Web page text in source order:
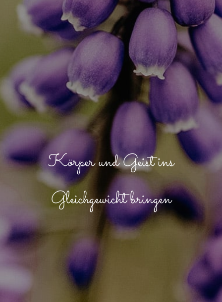
Körper und Geist ins
Gleichgewicht bringen